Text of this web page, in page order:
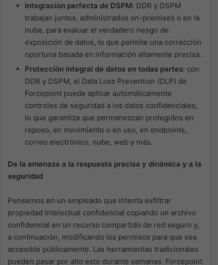
Integración perfecta de DSPM: DDR y DSPM
trabajan juntos, administrados on-premises o en la
nube, para evaluar el verdadero riesgo de
exposición de datos, lo que permite una corrección
oportuna basada en información altamente precisa.
Protección integral de datos en todas partes: con
DDR y DSPM, el Data Loss Prevention (DLP) de
Forcepoint puede aplicar automáticamente
controles de seguridad a los datos confidenciales,
lo que garantiza que permanezcan protegidos en
reposo, en movimiento o en uso, en endpoints,
correo electrónico, nube, web y más.
De la amenaza a la respuesta precisa y dinámica y a la
seguridad
Pensemos en un empleado que intenta exfiltrar
propiedad intelectual confidencial copiando un archivo
confidencial en un recurso compartido de red seguro y,
a continuación, modificando los permisos para que sea
accesible públicamente. Las herramientas tradicionales
pueden pasar por alto esto durante semanas. Forcepoint